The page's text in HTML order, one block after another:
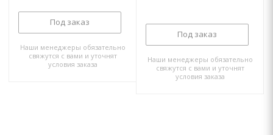
Под заказ
Наши менеджеры обязательно
свяжутся с вами и уточнят
условия заказа
Под заказ
Наши менеджеры обязательно
свяжутся с вами и уточнят
условия заказа